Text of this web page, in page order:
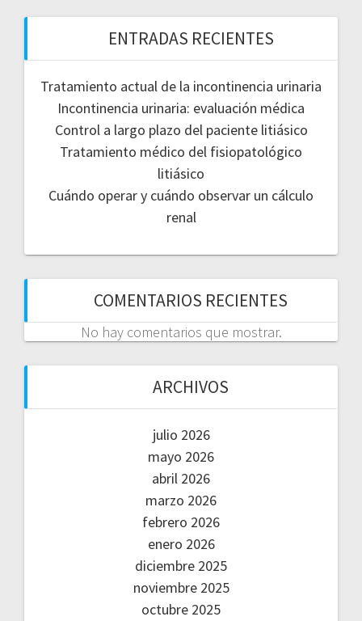
ENTRADAS RECIENTES
Tratamiento actual de la incontinencia urinaria
Incontinencia urinaria: evaluación médica
Control a largo plazo del paciente litiásico
Tratamiento médico del fisiopatológico
litiásico
Cuándo operar y cuándo observar un cálculo
renal
COMENTARIOS RECIENTES
No hay comentarios que mostrar.
ARCHIVOS
julio 2026
mayo 2026
abril 2026
marzo 2026
febrero 2026
enero 2026
diciembre 2025
noviembre 2025
octubre 2025